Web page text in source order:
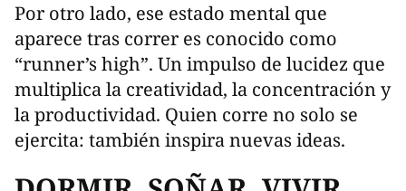
Por otro lado, ese estado mental que
aparece tras correr es conocido como
“runner’s high”. Un impulso de lucidez que
multiplica la creatividad, la concentración y
la productividad. Quien corre no solo se
ejercita: también inspira nuevas ideas.